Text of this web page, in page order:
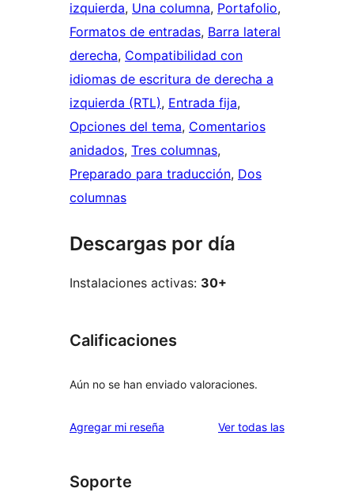
izquierda, Una columna, Portafolio
Formatos de entradas, Barra lateral
derecha, Compatibilidad con
idiomas de escritura de derecha a
izquierda (RTL), Entrada fija
Opciones del tema, Comentarios
anidados, Tres columnas
Preparado para traducción, Dos
columnas
Descargas por día
Instalaciones activas: 30+
Calificaciones
Aún no se han enviado valoraciones.
Agregar mi reseña Ver todas lasreseñas
Soporte